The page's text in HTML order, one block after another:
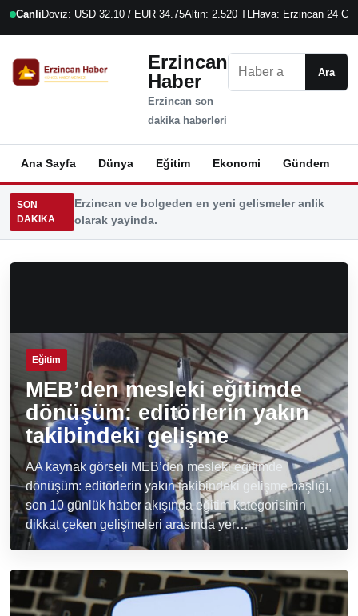
Canli Doviz: USD 32.10 / EUR 34.75Altin: 2.520 TLHava: Erzincan 24 C
Erzincan
Haber
Erzincan son
dakika haberleri
Ara
Ana Sayfa Dünya Eğitim Ekonomi Gündem
SON
DAKIKA
Erzincan ve bolgeden en yeni gelismeler anlik
olarak yayinda.
Eğitim
MEB’den mesleki eğitimde
dönüşüm: editörlerin yakın
takibindeki gelişme
AA kaynak görseli MEB’den mesleki eğitimde
dönüşüm: editörlerin yakın takibindeki gelişme başlığı,
son 10 günlük haber akışında eğitim kategorisinin
dikkat çeken gelişmeleri arasında yer…